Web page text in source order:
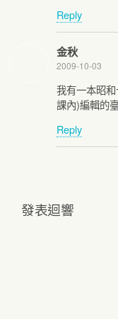
Reply
金秋
2009-10-03
我有一本昭
課內)編輯的
Reply
發表迴響